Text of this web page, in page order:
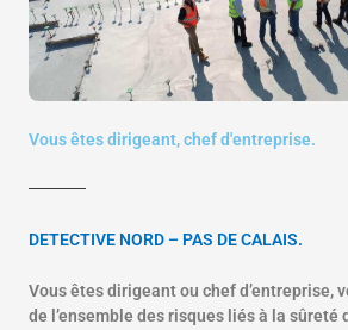
Vous êtes dirigeant, chef d'entreprise.
DETECTIVE NORD – PAS DE CALAIS.
Vous êtes dirigeant ou chef d’entreprise,
de l’ensemble des risques liés à la sûreté